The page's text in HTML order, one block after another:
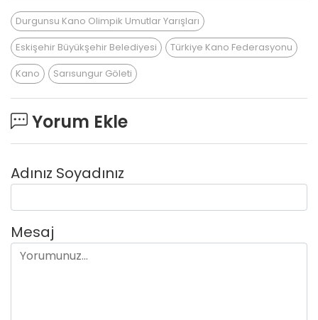
Durgunsu Kano Olimpik Umutlar Yarışları
Eskişehir Büyükşehir Belediyesi
Türkiye Kano Federasyonu
Kano
Sarısungur Göleti
Yorum Ekle
Adınız Soyadınız
Mesaj